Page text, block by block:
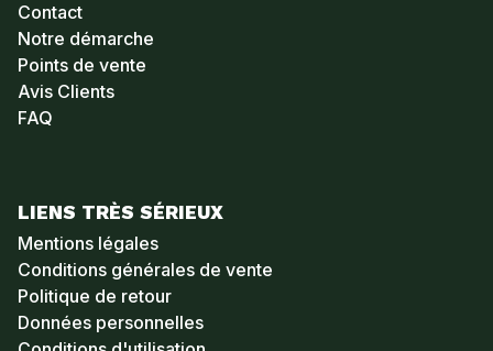
Contact
Notre démarche
Points de vente
Avis Clients
FAQ
LIENS TRÈS SÉRIEUX
Mentions légales
Conditions générales de vente
Politique de retour
Données personnelles